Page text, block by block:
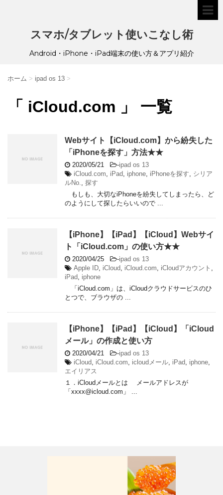
スマホ/タブレット使いこなし術
Android・iPhone・iPad端末の使い方＆アプリ紹介
ホーム > ipad os 13 >
「 iCloud.com 」 一覧
Webサイト【iCloud.com】から紛失した
「iPhoneを探す」方法★★
2020/05/21 -ipad os 13
iCloud.com
iPad iphone iPhoneを探す
シリア
ルNo.
探す
もしも、大切なiPhoneを紛失してしまったら、ど
のようにして探したらいいので ...
【iPhone】【iPad】【iCloud】Webサイ
ト「iCloud.com」の使い方★★
2020/04/25 -ipad os 13
Apple ID iCloud iCloud.com iCloudアカウント
iPad
iphone
「iCloud.com」は、iCloudクラウドサービスのひ
とつで、ブラウザの ...
【iPhone】【iPad】【iCloud】「iCloud
メール」の作成と使い方
2020/04/21 -ipad os 13
iCloud
iCloud.com icloudメール iPad iphone
エイリアス
１．iCloudメールとは メールアドレスが
「xxxx@icloud.com」 ...